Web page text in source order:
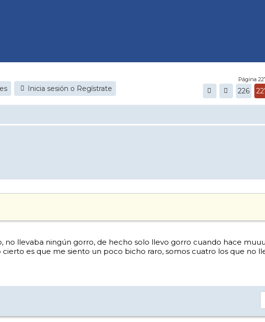
Inicia sesión o Regístrate
Página
226
no llevaba ningún gorro, de hecho solo llevo gorro cuando hace
cierto es que me siento un poco bicho raro, somos cuatro los que no